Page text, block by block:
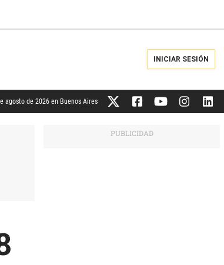
INICIAR SESIÓN
de agosto de 2026 en Buenos Aires